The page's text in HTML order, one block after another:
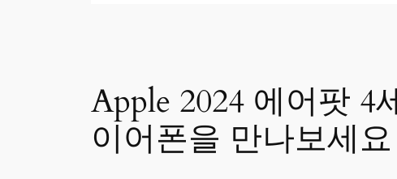
Apple 2024 에어팟
이어폰을 만나보세요